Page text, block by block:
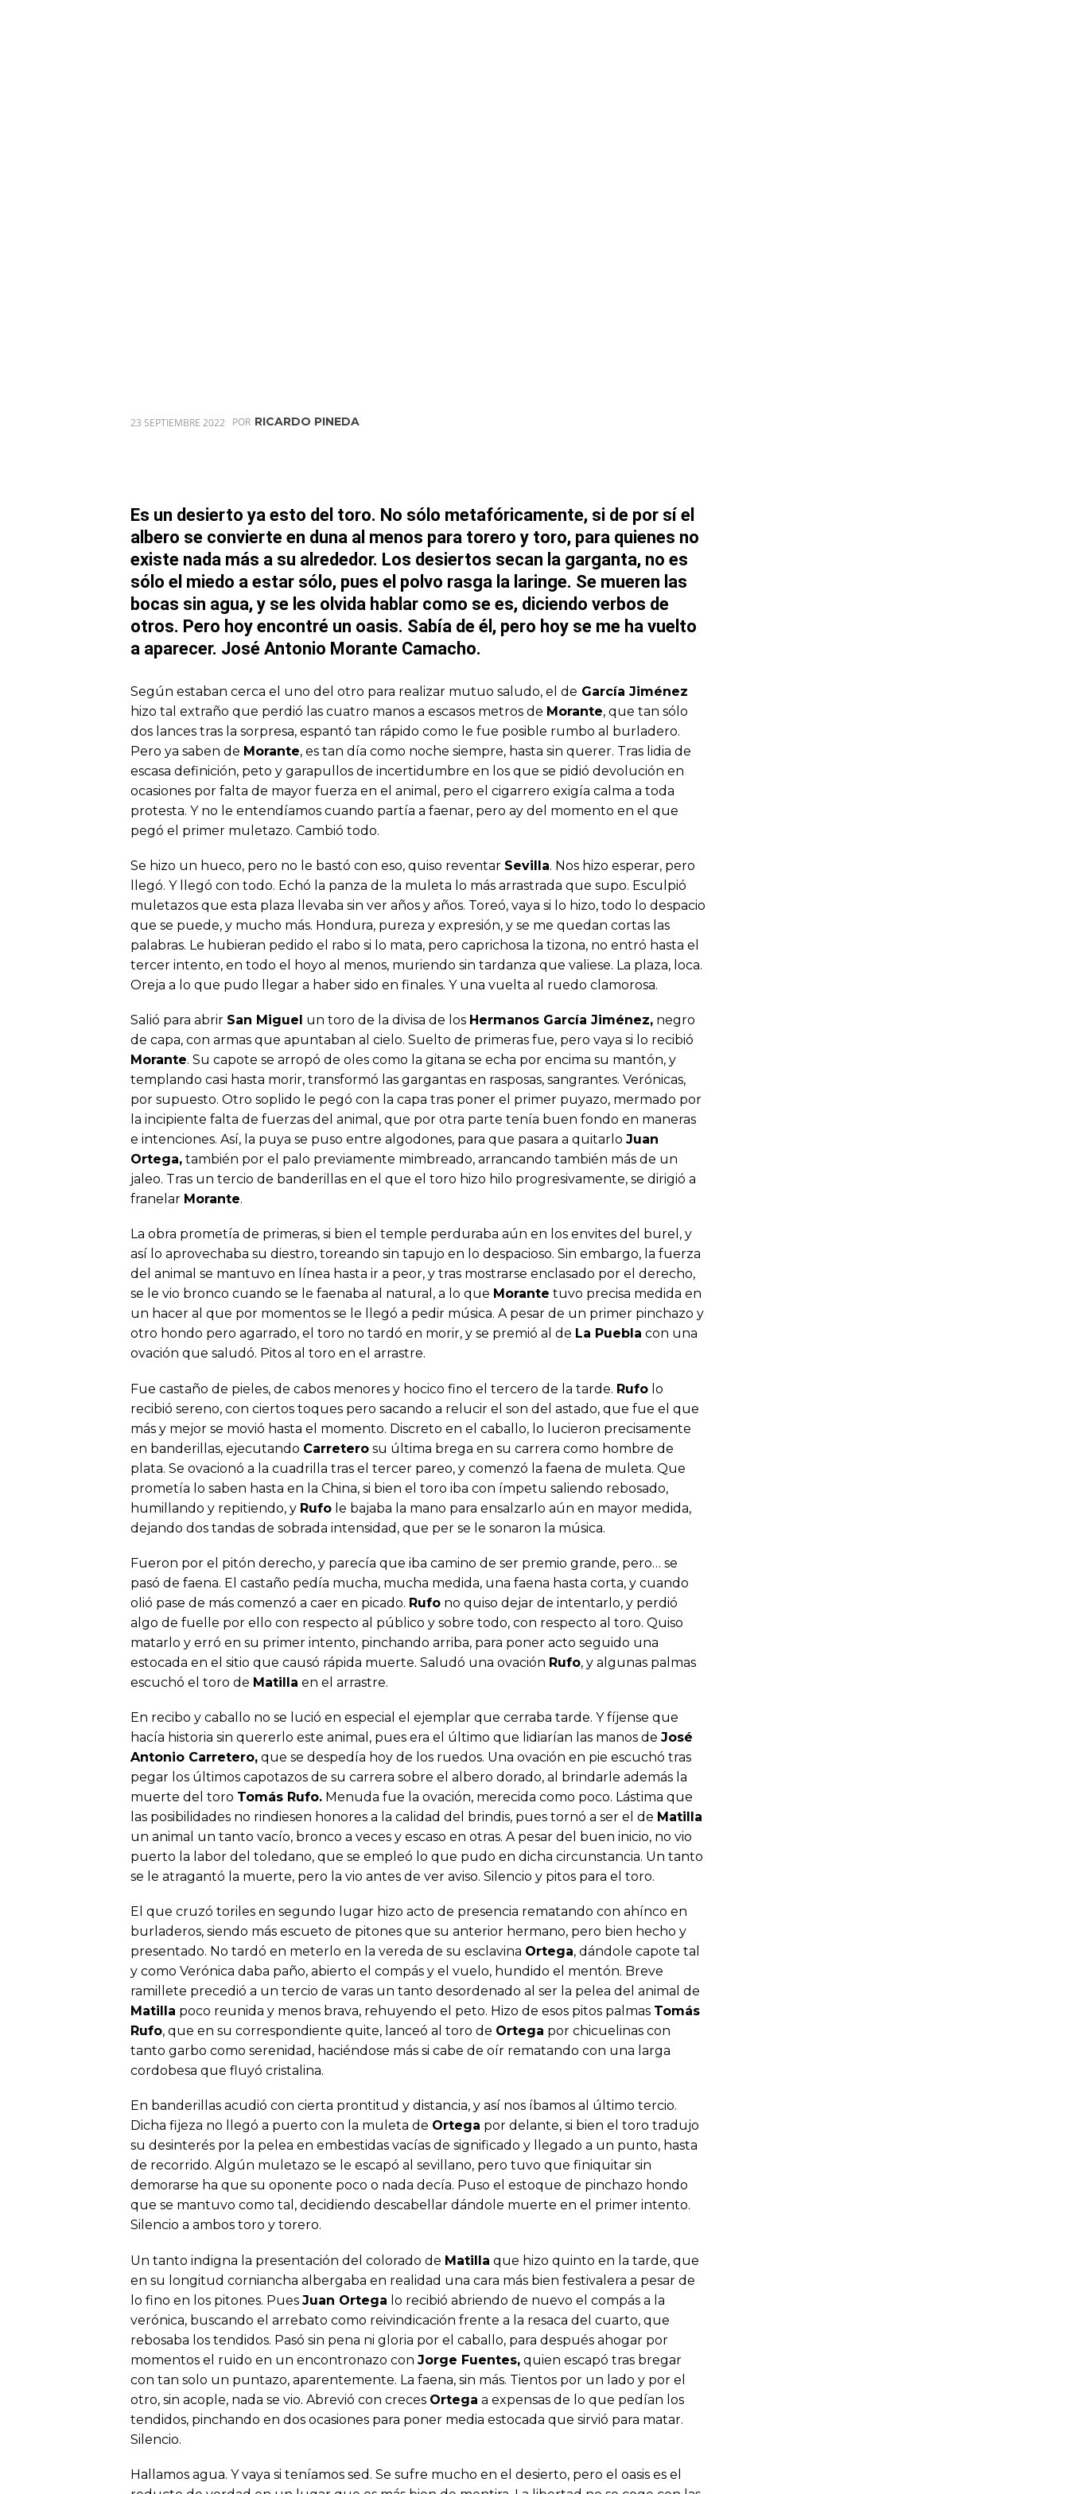
23 SEPTIEMBRE 2022 POR RICARDO PINEDA
Es un desierto ya esto del toro. No sólo metafóricamente, si de por sí el
albero se convierte en duna al menos para torero y toro, para quienes no
existe nada más a su alrededor. Los desiertos secan la garganta, no es
sólo el miedo a estar sólo, pues el polvo rasga la laringe. Se mueren las
bocas sin agua, y se les olvida hablar como se es, diciendo verbos de
otros. Pero hoy encontré un oasis. Sabía de él, pero hoy se me ha vuelto
a aparecer. José Antonio Morante Camacho.
Según estaban cerca el uno del otro para realizar mutuo saludo, el de García Jiménez
hizo tal extraño que perdió las cuatro manos a escasos metros de Morante, que tan sólo
dos lances tras la sorpresa, espantó tan rápido como le fue posible rumbo al burladero.
Pero ya saben de Morante, es tan día como noche siempre, hasta sin querer. Tras lidia de
escasa definición, peto y garapullos de incertidumbre en los que se pidió devolución en
ocasiones por falta de mayor fuerza en el animal, pero el cigarrero exigía calma a toda
protesta. Y no le entendíamos cuando partía a faenar, pero ay del momento en el que
pegó el primer muletazo. Cambió todo.
Se hizo un hueco, pero no le bastó con eso, quiso reventar Sevilla. Nos hizo esperar, pero
llegó. Y llegó con todo. Echó la panza de la muleta lo más arrastrada que supo. Esculpió
muletazos que esta plaza llevaba sin ver años y años. Toreó, vaya si lo hizo, todo lo despacio
que se puede, y mucho más. Hondura, pureza y expresión, y se me quedan cortas las
palabras. Le hubieran pedido el rabo si lo mata, pero caprichosa la tizona, no entró hasta el
tercer intento, en todo el hoyo al menos, muriendo sin tardanza que valiese. La plaza, loca.
Oreja a lo que pudo llegar a haber sido en finales. Y una vuelta al ruedo clamorosa.
Salió para abrir San Miguel un toro de la divisa de los Hermanos García Jiménez, negro
de capa, con armas que apuntaban al cielo. Suelto de primeras fue, pero vaya si lo recibió
Morante. Su capote se arropó de oles como la gitana se echa por encima su mantón, y
templando casi hasta morir, transformó las gargantas en rasposas, sangrantes. Verónicas,
por supuesto. Otro soplido le pegó con la capa tras poner el primer puyazo, mermado por
la incipiente falta de fuerzas del animal, que por otra parte tenía buen fondo en maneras
e intenciones. Así, la puya se puso entre algodones, para que pasara a quitarlo Juan
Ortega, también por el palo previamente mimbreado, arrancando también más de un
jaleo. Tras un tercio de banderillas en el que el toro hizo hilo progresivamente, se dirigió a
franelar Morante.
La obra prometía de primeras, si bien el temple perduraba aún en los envites del burel, y
así lo aprovechaba su diestro, toreando sin tapujo en lo despacioso. Sin embargo, la fuerza
del animal se mantuvo en línea hasta ir a peor, y tras mostrarse enclasado por el derecho,
se le vio bronco cuando se le faenaba al natural, a lo que Morante tuvo precisa medida en
un hacer al que por momentos se le llegó a pedir música. A pesar de un primer pinchazo y
otro hondo pero agarrado, el toro no tardó en morir, y se premió al de La Puebla con una
ovación que saludó. Pitos al toro en el arrastre.
Fue castaño de pieles, de cabos menores y hocico fino el tercero de la tarde. Rufo lo
recibió sereno, con ciertos toques pero sacando a relucir el son del astado, que fue el que
más y mejor se movió hasta el momento. Discreto en el caballo, lo lucieron precisamente
en banderillas, ejecutando Carretero su última brega en su carrera como hombre de
plata. Se ovacionó a la cuadrilla tras el tercer pareo, y comenzó la faena de muleta. Que
prometía lo saben hasta en la China, si bien el toro iba con ímpetu saliendo rebosado,
humillando y repitiendo, y Rufo le bajaba la mano para ensalzarlo aún en mayor medida,
dejando dos tandas de sobrada intensidad, que per se le sonaron la música.
Fueron por el pitón derecho, y parecía que iba camino de ser premio grande, pero… se
pasó de faena. El castaño pedía mucha, mucha medida, una faena hasta corta, y cuando
olió pase de más comenzó a caer en picado. Rufo no quiso dejar de intentarlo, y perdió
algo de fuelle por ello con respecto al público y sobre todo, con respecto al toro. Quiso
matarlo y erró en su primer intento, pinchando arriba, para poner acto seguido una
estocada en el sitio que causó rápida muerte. Saludó una ovación Rufo, y algunas palmas
escuchó el toro de Matilla en el arrastre.
En recibo y caballo no se lució en especial el ejemplar que cerraba tarde. Y fíjense que
hacía historia sin quererlo este animal, pues era el último que lidiarían las manos de José
Antonio Carretero, que se despedía hoy de los ruedos. Una ovación en pie escuchó tras
pegar los últimos capotazos de su carrera sobre el albero dorado, al brindarle además la
muerte del toro Tomás Rufo. Menuda fue la ovación, merecida como poco. Lástima que
las posibilidades no rindiesen honores a la calidad del brindis, pues tornó a ser el de Matilla
un animal un tanto vacío, bronco a veces y escaso en otras. A pesar del buen inicio, no vio
puerto la labor del toledano, que se empleó lo que pudo en dicha circunstancia. Un tanto
se le atragantó la muerte, pero la vio antes de ver aviso. Silencio y pitos para el toro.
El que cruzó toriles en segundo lugar hizo acto de presencia rematando con ahínco en
burladeros, siendo más escueto de pitones que su anterior hermano, pero bien hecho y
presentado. No tardó en meterlo en la vereda de su esclavina Ortega, dándole capote tal
y como Verónica daba paño, abierto el compás y el vuelo, hundido el mentón. Breve
ramillete precedió a un tercio de varas un tanto desordenado al ser la pelea del animal de
Matilla poco reunida y menos brava, rehuyendo el peto. Hizo de esos pitos palmas Tomás
Rufo, que en su correspondiente quite, lanceó al toro de Ortega por chicuelinas con
tanto garbo como serenidad, haciéndose más si cabe de oír rematando con una larga
cordobesa que fluyó cristalina.
En banderillas acudió con cierta prontitud y distancia, y así nos íbamos al último tercio.
Dicha fijeza no llegó a puerto con la muleta de Ortega por delante, si bien el toro tradujo
su desinterés por la pelea en embestidas vacías de significado y llegado a un punto, hasta
de recorrido. Algún muletazo se le escapó al sevillano, pero tuvo que finiquitar sin
demorarse ha que su oponente poco o nada decía. Puso el estoque de pinchazo hondo
que se mantuvo como tal, decidiendo descabellar dándole muerte en el primer intento.
Silencio a ambos toro y torero.
Un tanto indigna la presentación del colorado de Matilla que hizo quinto en la tarde, que
en su longitud corniancha albergaba en realidad una cara más bien festivalera a pesar de
lo fino en los pitones. Pues Juan Ortega lo recibió abriendo de nuevo el compás a la
verónica, buscando el arrebato como reivindicación frente a la resaca del cuarto, que
rebosaba los tendidos. Pasó sin pena ni gloria por el caballo, para después ahogar por
momentos el ruido en un encontronazo con Jorge Fuentes, quien escapó tras bregar
con tan solo un puntazo, aparentemente. La faena, sin más. Tientos por un lado y por el
otro, sin acople, nada se vio. Abrevió con creces Ortega a expensas de lo que pedían los
tendidos, pinchando en dos ocasiones para poner media estocada que sirvió para matar.
Silencio.
Hallamos agua. Y vaya si teníamos sed. Se sufre mucho en el desierto, pero el oasis es el